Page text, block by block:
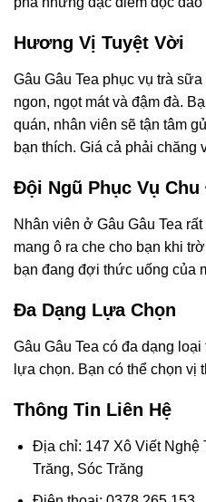
Hương Vị Tuyệt Vời
Gâu Gâu Tea phục vụ trà
ngon, ngọt mát và đậm đà.
quán, nhân viên sẽ tận tâm
bạn thích. Giá cả phải chăng
Đội Ngũ Phục Vụ Chu
Nhân viên ở Gâu Gâu Tea
mang ô ra che cho bạn khi
bạn đang đợi thức uống của
Đa Dạng Lựa Chọn
Gâu Gâu Tea có đa dạng
lựa chọn. Bạn có thể chọn vị
Thông Tin Liên Hệ
Địa chỉ: 147 Xô Viết Nghệ
Trăng, Sóc Trăng